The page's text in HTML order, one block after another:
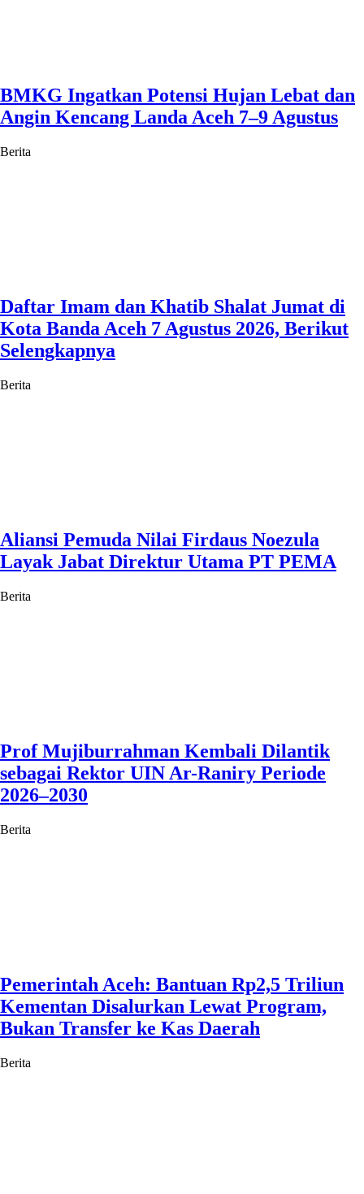
BMKG Ingatkan Potensi Hujan Lebat dan
Angin Kencang Landa Aceh 7–9 Agustus
Berita
Daftar Imam dan Khatib Shalat Jumat di
Kota Banda Aceh 7 Agustus 2026, Berikut
Selengkapnya
Berita
Aliansi Pemuda Nilai Firdaus Noezula
Layak Jabat Direktur Utama PT PEMA
Berita
Prof Mujiburrahman Kembali Dilantik
sebagai Rektor UIN Ar-Raniry Periode
2026–2030
Berita
Pemerintah Aceh: Bantuan Rp2,5 Triliun
Kementan Disalurkan Lewat Program,
Bukan Transfer ke Kas Daerah
Berita